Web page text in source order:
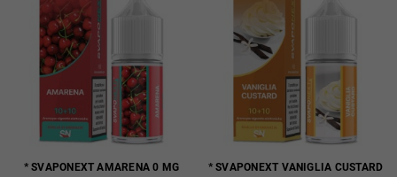
* SVAPONEXT AMARENA 0 MG
* SVAPONEXT VANIGLIA CUSTARD